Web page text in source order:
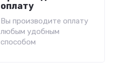
оплату
Вы производите оплату
любым удобным
способом